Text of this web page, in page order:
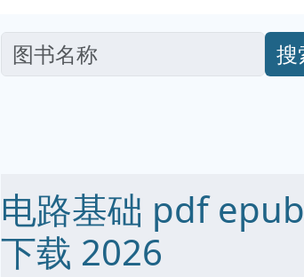
搜
电路基础 pdf
下载 2026